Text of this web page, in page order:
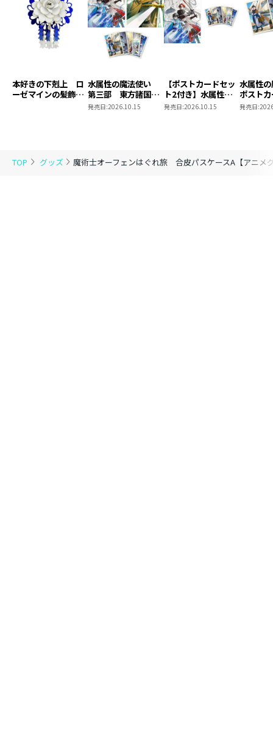
TOP グッズ 魔術士オーフェンはぐれ旅 合皮パスケースA【アニメ
本好きの下剋上 ロ
ーゼマインの髪飾り
水属性の魔法使い
第三部 東方諸国編
8 同時発売まとめ
発売日:2026.10.15
【ポストカードセッ
ト2付き】水属性の
魔法使い 第三部
発売日:2026.10.15
水属性
ポスト
2
発売日: